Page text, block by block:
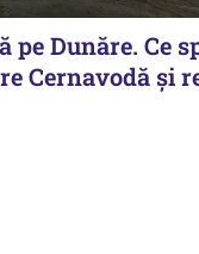
pe Dunăre. Ce
Cernavodă și